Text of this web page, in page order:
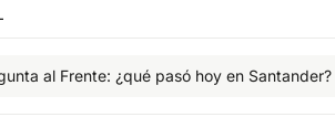
al Frente: ¿qué pasó hoy en Santander?